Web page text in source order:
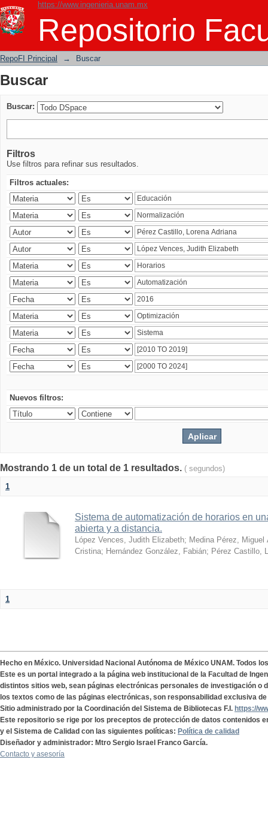
https://www.ingenieria.unam.mx
Repositorio
Buscar
RepoFI Principal → Buscar
Buscar
Buscar:
Filtros
Use filtros para refinar sus resultados.
Filtros actuales:
Nuevos filtros:
Mostrando 1 de un total de 1 resultados. ( segundos)
1
Sistema de automatización de horarios en
abierta y a distancia.
López Vences, Judith Elizabeth; Medina Pérez, Miguel
Cristina; Hernández González, Fabián; Pérez Castillo,
1
Hecho en México. Universidad Nacional Autónoma de México UNAM. Todos
Este es un portal integrado a la página web institucional de la Facultad de
distintos sitios web, sean páginas electrónicas personales de investigación o
los textos como de las páginas electrónicas, son responsabilidad exclusiva
Sitio administrado por la Coordinación del Sistema de Bibliotecas F.I. https://
Este repositorio se rige por los preceptos de protección de datos contenidos
y el Sistema de Calidad con las siguientes políticas: Política de calidad
Diseñador y administrador: Mtro Sergio Israel Franco García.
Contacto y asesoría